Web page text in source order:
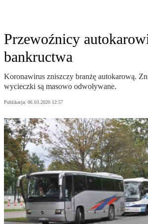
Przewoźnicy
bankructwa
Koronawirus zniszczy branżę autokarową.
wycieczki są masowo odwoływane.
Publikacja: 06.03.2020 12:57